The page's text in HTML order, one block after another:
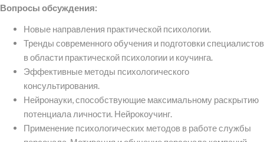
Вопросы обсуждения:
Новые направления практической психологии.
Тренды современного обучения и подготовки специалистов
в области практической психологии и коучинга.
Эффективные методы психологического
консультирования.
Нейронауки, способствующие максимальному раскрытию
потенциала личности. Нейрокоучинг.
Применение психологических методов в работе службы